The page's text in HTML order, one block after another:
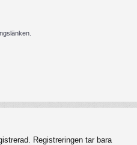
Registreringen tar bara